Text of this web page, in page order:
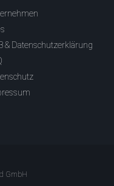
& Datenschutzerklärung
GmbH